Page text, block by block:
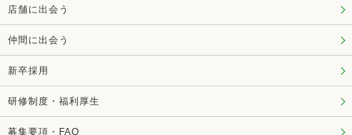
店舗に出会う
仲間に出会う
新卒採用
研修制度・福利厚生
募集要項・FAQ